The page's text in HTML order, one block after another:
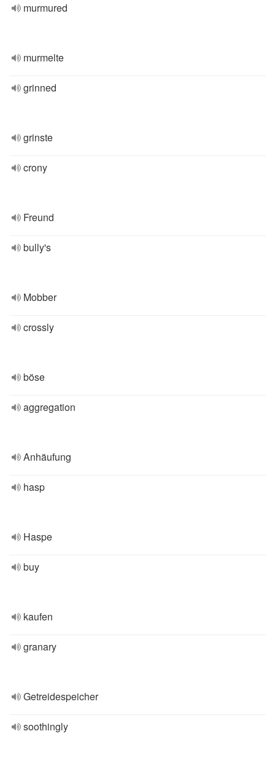
murmured
murmelte
grinned
grinste
crony
Freund
bully's
Mobber
crossly
böse
aggregation
Anhäufung
hasp
Haspe
buy
kaufen
granary
Getreidespeicher
soothingly